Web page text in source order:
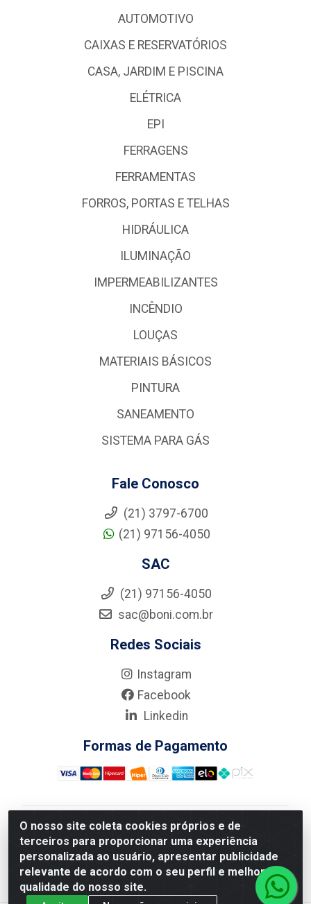
O nosso site coleta cookies próprios e de
terceiros para proporcionar uma experiência
personalizada ao usuário, apresentar publicidade
relevante de acordo com o seu perfil e melhorar a
qualidade do nosso site.
AUTOMOTIVO
CAIXAS E RESERVATÓRIOS
CASA, JARDIM E PISCINA
ELÉTRICA
EPI
FERRAGENS
FERRAMENTAS
FORROS, PORTAS E TELHAS
HIDRÁULICA
ILUMINAÇÃO
IMPERMEABILIZANTES
INCÊNDIO
LOUÇAS
MATERIAIS BÁSICOS
PINTURA
SANEAMENTO
SISTEMA PARA GÁS
Fale Conosco
(21) 3797-6700
(21) 97156-4050
SAC
(21) 97156-4050
sac@boni.com.br
Redes Sociais
Instagram
Facebook
Linkedin
Formas de Pagamento
Nova Boni Distribuidora de Material de Construção LTDA
- Rua Alice Tibiriçá, 330 - Vila Da Penha, Rio de
Janeiro/RJ - CEP: 21.210-110 - CNPJ: 11.003.135/0001-
27